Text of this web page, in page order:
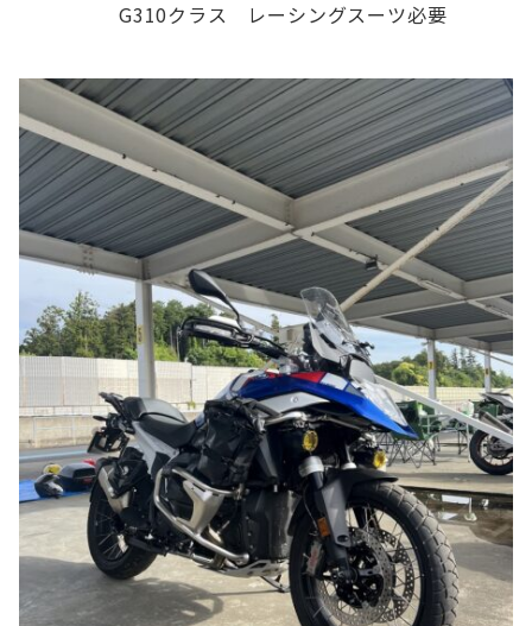
G310クラス レーシングスーツ必要